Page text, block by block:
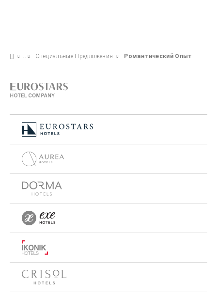
Специальные Предложения Pомантический Опыт